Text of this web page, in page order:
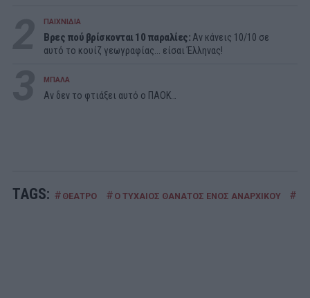
ΠΑΙΧΝΙΔΙΑ
Βρες πού βρίσκονται 10 παραλίες: Αν κάνεις 10/10 σε
αυτό το κουίζ γεωγραφίας... είσαι Έλληνας!
ΜΠΑΛΑ
Αν δεν το φτιάξει αυτό ο ΠΑΟΚ…
TAGS: # ΘΕΑΤΡΟ # Ο ΤΥΧΑΙΟΣ ΘΑΝΑΤΟΣ ΕΝΟΣ ΑΝΑΡΧΙΚΟΥ #